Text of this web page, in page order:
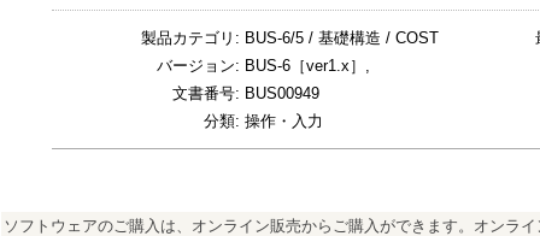
製品カテゴリ: BUS-6/5 / 基礎構造 / COST
バージョン: BUS-6［ver1.x］,
文書番号: BUS00949
分類: 操作・入力
ソフトウェアのご購入は、オンライン販売からご購入ができます。オンライ